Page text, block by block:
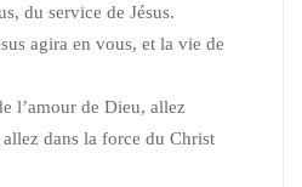
du service de Jésus.
agira en vous, et la vie de
l’amour de Dieu, allez
dans la force du Christ